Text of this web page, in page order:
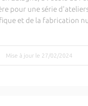
pour une série
et de la fabrication
Mise à jour le 27/02/2024